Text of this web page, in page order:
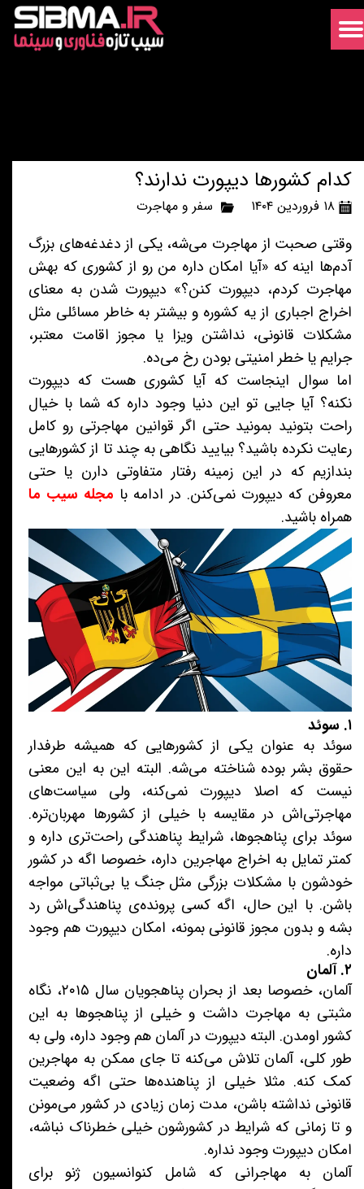
کدام کشورها دیپورت ندارند؟
۱۸ فروردین ۱۴۰۴ سفر و مهاجرت
وقتی صحبت از مهاجرت می‌شه، یکی از دغدغه‌های بزرگ
آدم‌ها اینه که «آیا امکان داره من رو از کشوری که بهش
مهاجرت کردم، دیپورت کنن؟» دیپورت شدن به معنای
اخراج اجباری از یه کشوره و بیشتر به خاطر مسائلی مثل
مشکلات قانونی، نداشتن ویزا یا مجوز اقامت معتبر،
جرایم یا خطر امنیتی بودن رخ می‌ده.
اما سوال اینجاست که آیا کشوری هست که دیپورت
نکنه؟ آیا جایی تو این دنیا وجود داره که شما با خیال
راحت بتونید بمونید حتی اگر قوانین مهاجرتی رو کامل
رعایت نکرده باشید؟ بیایید نگاهی به چند تا از کشورهایی
بندازیم که در این زمینه رفتار متفاوتی دارن یا حتی
معروفن که دیپورت نمی‌کنن. در ادامه با مجله سیب ما
همراه باشید.
۱. سوئد
سوئد به عنوان یکی از کشورهایی که همیشه طرفدار
حقوق بشر بوده شناخته می‌شه. البته این به این معنی
نیست که اصلا دیپورت نمی‌کنه، ولی سیاست‌های
مهاجرتی‌اش در مقایسه با خیلی از کشورها مهربان‌تره.
سوئد برای پناهجوها، شرایط پناهندگی راحت‌تری داره و
کمتر تمایل به اخراج مهاجرین داره، خصوصا اگه در کشور
خودشون با مشکلات بزرگی مثل جنگ یا بی‌ثباتی مواجه
باشن. با این حال، اگه کسی پرونده‌ی پناهندگی‌اش رد
بشه و بدون مجوز قانونی بمونه، امکان دیپورت هم وجود
داره.
۲. آلمان
آلمان، خصوصا بعد از بحران پناهجویان سال ۲۰۱۵، نگاه
مثبتی به مهاجرت داشت و خیلی از پناهجوها به این
کشور اومدن. البته دیپورت در آلمان هم وجود داره، ولی به
طور کلی، آلمان تلاش می‌کنه تا جای ممکن به مهاجرین
کمک کنه. مثلا خیلی از پناهنده‌ها حتی اگه وضعیت
قانونی نداشته باشن، مدت زمان زیادی در کشور می‌مونن
و تا زمانی که شرایط در کشورشون خیلی خطرناک نباشه،
امکان دیپورت وجود نداره.
آلمان به مهاجرانی که شامل کنوانسیون ژنو برای